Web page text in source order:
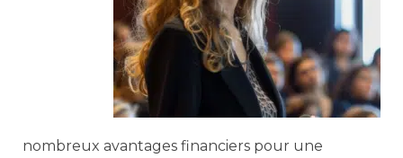
nombreux avantages financiers pour une